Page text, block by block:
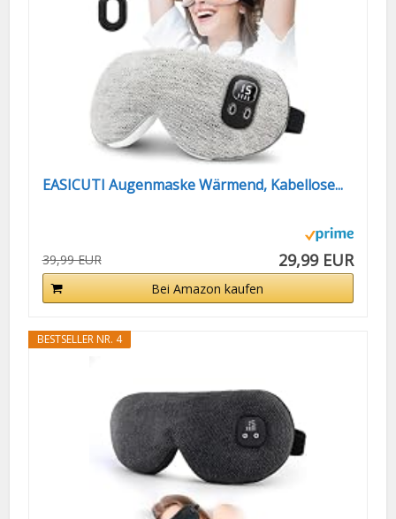
EASICUTI Augenmaske Wärmend, Kabellose...
39,99 EUR 29,99 EUR
Bei Amazon kaufen
BESTSELLER NR. 4